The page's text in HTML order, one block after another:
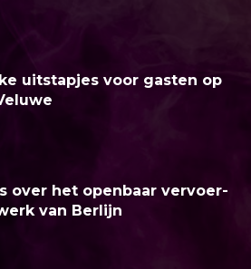
uitstapjes voor gasten op
over het openbaar vervoer-
van Berlijn